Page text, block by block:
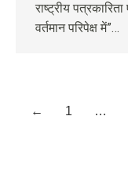
राष्ट्रीय
वर्तमान परिपेक्ष में”…
← 1 …